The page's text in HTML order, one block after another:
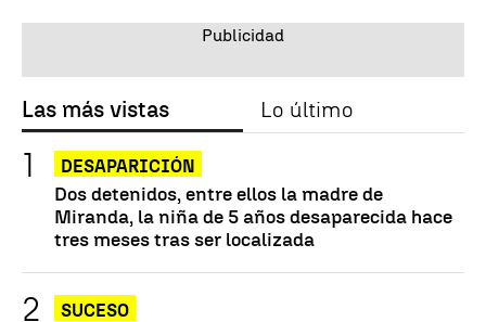
Las más vistas Lo último
DESAPARICIÓN
Dos detenidos, entre ellos la madre de
Miranda, la niña de 5 años desaparecida hace
tres meses tras ser localizada
SUCESO